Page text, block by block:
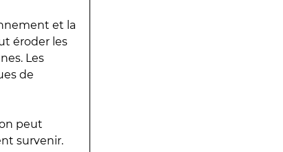
et la
éroder les
Les
de
peut
survenir.